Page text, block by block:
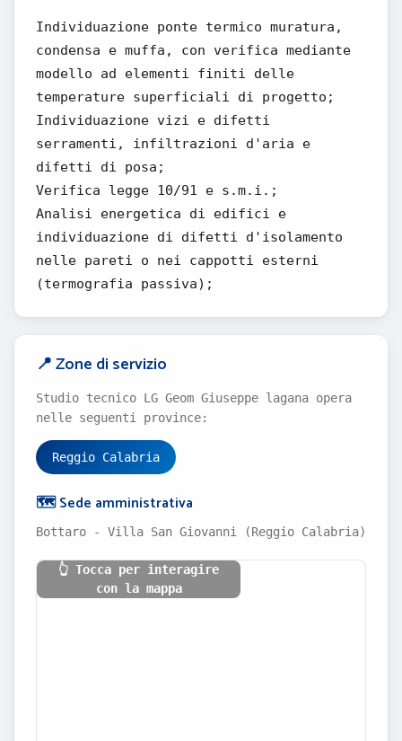
Individuazione ponte termico muratura,
condensa e muffa, con verifica mediante
modello ad elementi finiti delle
temperature superficiali di progetto;
Individuazione vizi e difetti
serramenti, infiltrazioni d'aria e
difetti di posa;
Verifica legge 10/91 e s.m.i.;
Analisi energetica di edifici e
individuazione di difetti d'isolamento
nelle pareti o nei cappotti esterni
(termografia passiva);
📍 Zone di servizio
Studio tecnico LG Geom Giuseppe lagana opera
nelle seguenti province:
Reggio Calabria
🗺️ Sede amministrativa
Bottaro - Villa San Giovanni (Reggio Calabria)
👆 Tocca per interagire
con la mappa